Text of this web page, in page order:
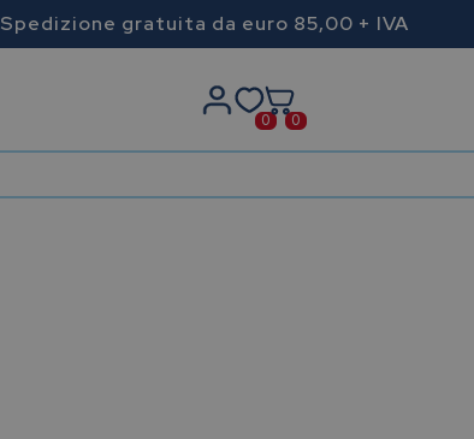
Spedizione gratuita da euro 85,00 + IVA
0 0